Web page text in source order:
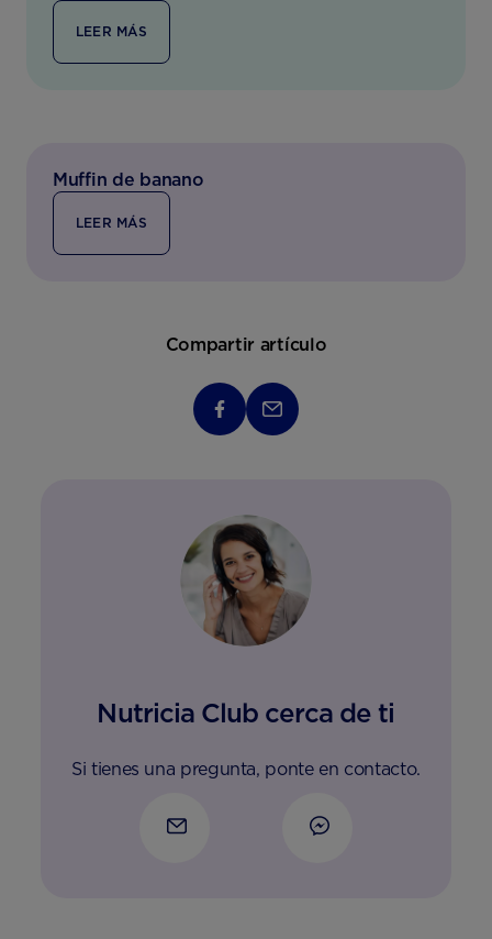
LEER MÁS
Muffin de banano
LEER MÁS
Compartir artículo
Nutricia Club cerca de ti
Si tienes una pregunta, ponte en contacto.